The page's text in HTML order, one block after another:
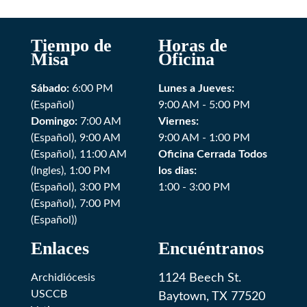
Tiempo de
Misa
Sábado:6:00 PM
(Español)
Domingo:7:00 AM
(Español), 9:00 AM
(Español), 11:00 AM
(Ingles), 1:00 PM
(Español), 3:00 PM
(Español), 7:00 PM
(Español))
Horas de
Oficina
Lunes a Jueves:
9:00 AM - 5:00 PM
Viernes:
9:00 AM - 1:00 PM
Oficina Cerrada Todos
los dias:
1:00 - 3:00 PM
Enlaces
Archidiócesis
USCCB
Encuéntranos
1124 Beech St.
Baytown, TX 77520